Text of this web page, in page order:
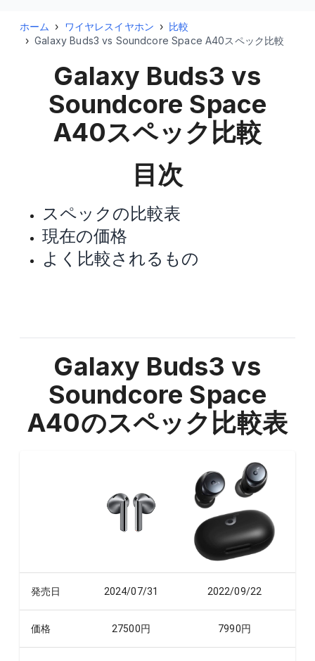
ホーム › ワイヤレスイヤホン › 比較
› Galaxy Buds3 vs Soundcore Space A40スペック比較
Galaxy Buds3 vs
Soundcore Space
A40スペック比較
目次
スペックの比較表
現在の価格
よく比較されるもの
Galaxy Buds3 vs
Soundcore Space
A40のスペック比較表
発売日 2024/07/31 2022/09/22
価格 27500円 7990円